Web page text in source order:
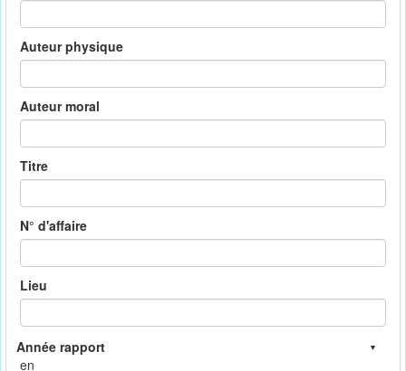
Auteur physique
Auteur moral
Titre
N° d'affaire
Lieu
en